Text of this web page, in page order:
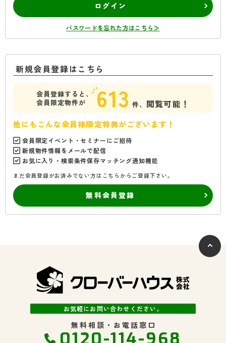
ログイン
パスワードを忘れた方はこちら≫
新規会員登録はこちら
会員登録すると、
会員限定物件が
613 件、 閲覧可能！
他にもこんな会員様限定特典がございます！
会員限定イベント・セミナーにご招待
新規物件情報をメールで配信
お気に入り・検索条件保存マッチング通知機能
まだ会員登録がお済みでない方はこちらからご登録下さい。
無料会員登録
お気軽にお問い合わせください。
無料相談・お電話窓口